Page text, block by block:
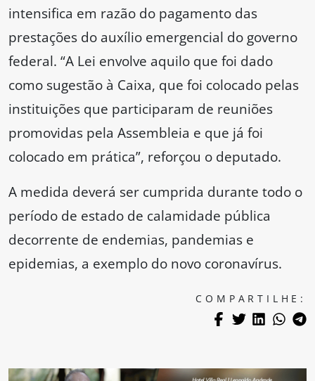
intensifica em razão do pagamento das
prestações do auxílio emergencial do governo
federal. “A Lei envolve aquilo que foi dado
como sugestão à Caixa, que foi colocado pelas
instituições que participaram de reuniões
promovidas pela Assembleia e que já foi
colocado em prática”, reforçou o deputado.
A medida deverá ser cumprida durante todo o
período de estado de calamidade pública
decorrente de endemias, pandemias e
epidemias, a exemplo do novo coronavírus.
COMPARTILHE: